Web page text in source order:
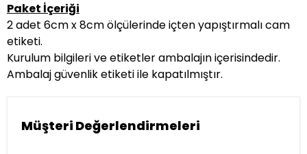
Paket İçeriği
2 adet 6cm x 8cm ölçülerinde içten yapıştırmalı cam
etiketi.
Kurulum bilgileri ve etiketler ambalajın içerisindedir.
Ambalaj güvenlik etiketi ile kapatılmıştır.
Müşteri Değerlendirmeleri